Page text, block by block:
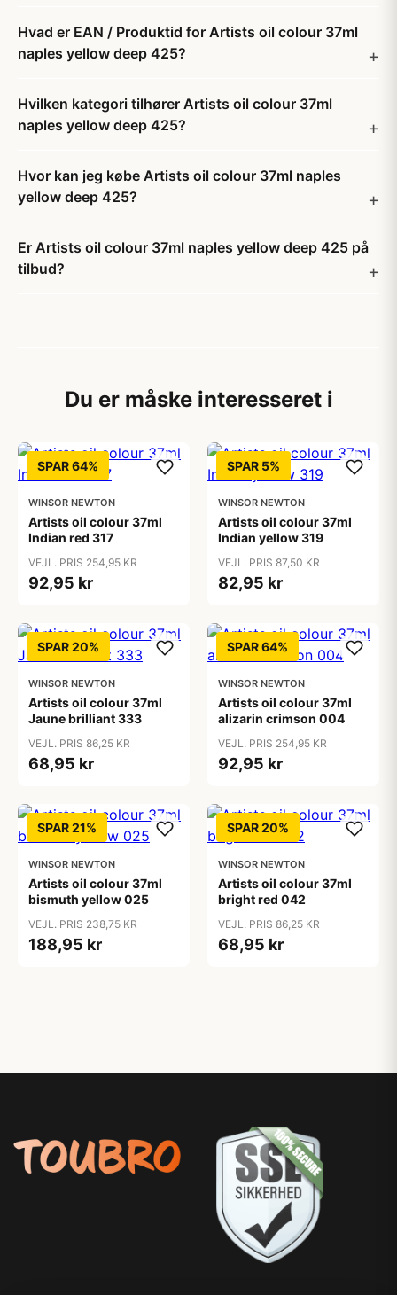
Hvad er EAN / Produktid for Artists oil colour 37ml
naples yellow deep 425?
Hvilken kategori tilhører Artists oil colour 37ml
naples yellow deep 425?
Hvor kan jeg købe Artists oil colour 37ml naples
yellow deep 425?
Er Artists oil colour 37ml naples yellow deep 425 på
tilbud?
Du er måske interesseret i
SPAR 64%
WINSOR NEWTON
Artists oil colour 37ml
Indian red 317
VEJL. PRIS 254,95 KR
92,95 kr
SPAR 5%
WINSOR NEWTON
Artists oil colour 37ml
Indian yellow 319
VEJL. PRIS 87,50 KR
82,95 kr
SPAR 20%
WINSOR NEWTON
Artists oil colour 37ml
Jaune brilliant 333
VEJL. PRIS 86,25 KR
68,95 kr
SPAR 64%
WINSOR NEWTON
Artists oil colour 37ml
alizarin crimson 004
VEJL. PRIS 254,95 KR
92,95 kr
SPAR 21%
WINSOR NEWTON
Artists oil colour 37ml
bismuth yellow 025
VEJL. PRIS 238,75 KR
188,95 kr
SPAR 20%
WINSOR NEWTON
Artists oil colour 37ml
bright red 042
VEJL. PRIS 86,25 KR
68,95 kr